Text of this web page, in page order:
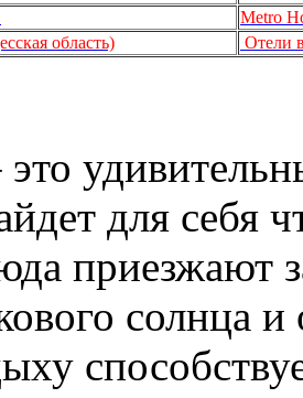
Metro
область)
Отели
для себя
приезжают
солнца